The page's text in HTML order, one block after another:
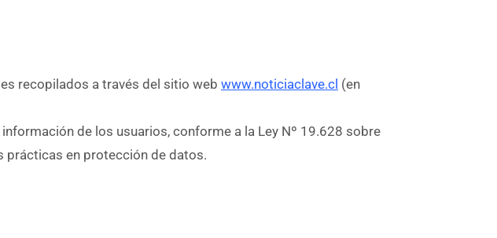
recopilados a través del sitio web www.noticiaclave.cl (en
de los usuarios, conforme a la Ley Nº 19.628 sobre
prácticas en protección de datos.